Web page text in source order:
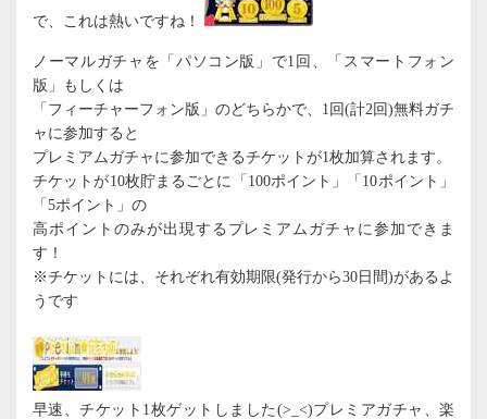
で、これは熱いですね！
ノーマルガチャを「パソコン版」で1回、「スマートフォン
版」もしくは
「フィーチャーフォン版」のどちらかで、1回(計2回)無料ガチ
ャに参加すると
プレミアムガチャに参加できるチケットが1枚加算されます。
チケットが10枚貯まるごとに「100ポイント」「10ポイント」
「5ポイント」の
高ポイントのみが出現するプレミアムガチャに参加できま
す！
※チケットには、それぞれ有効期限(発行から30日間)があるよ
うです
早速、チケット1枚ゲットしました(>_<)プレミアガチャ、楽